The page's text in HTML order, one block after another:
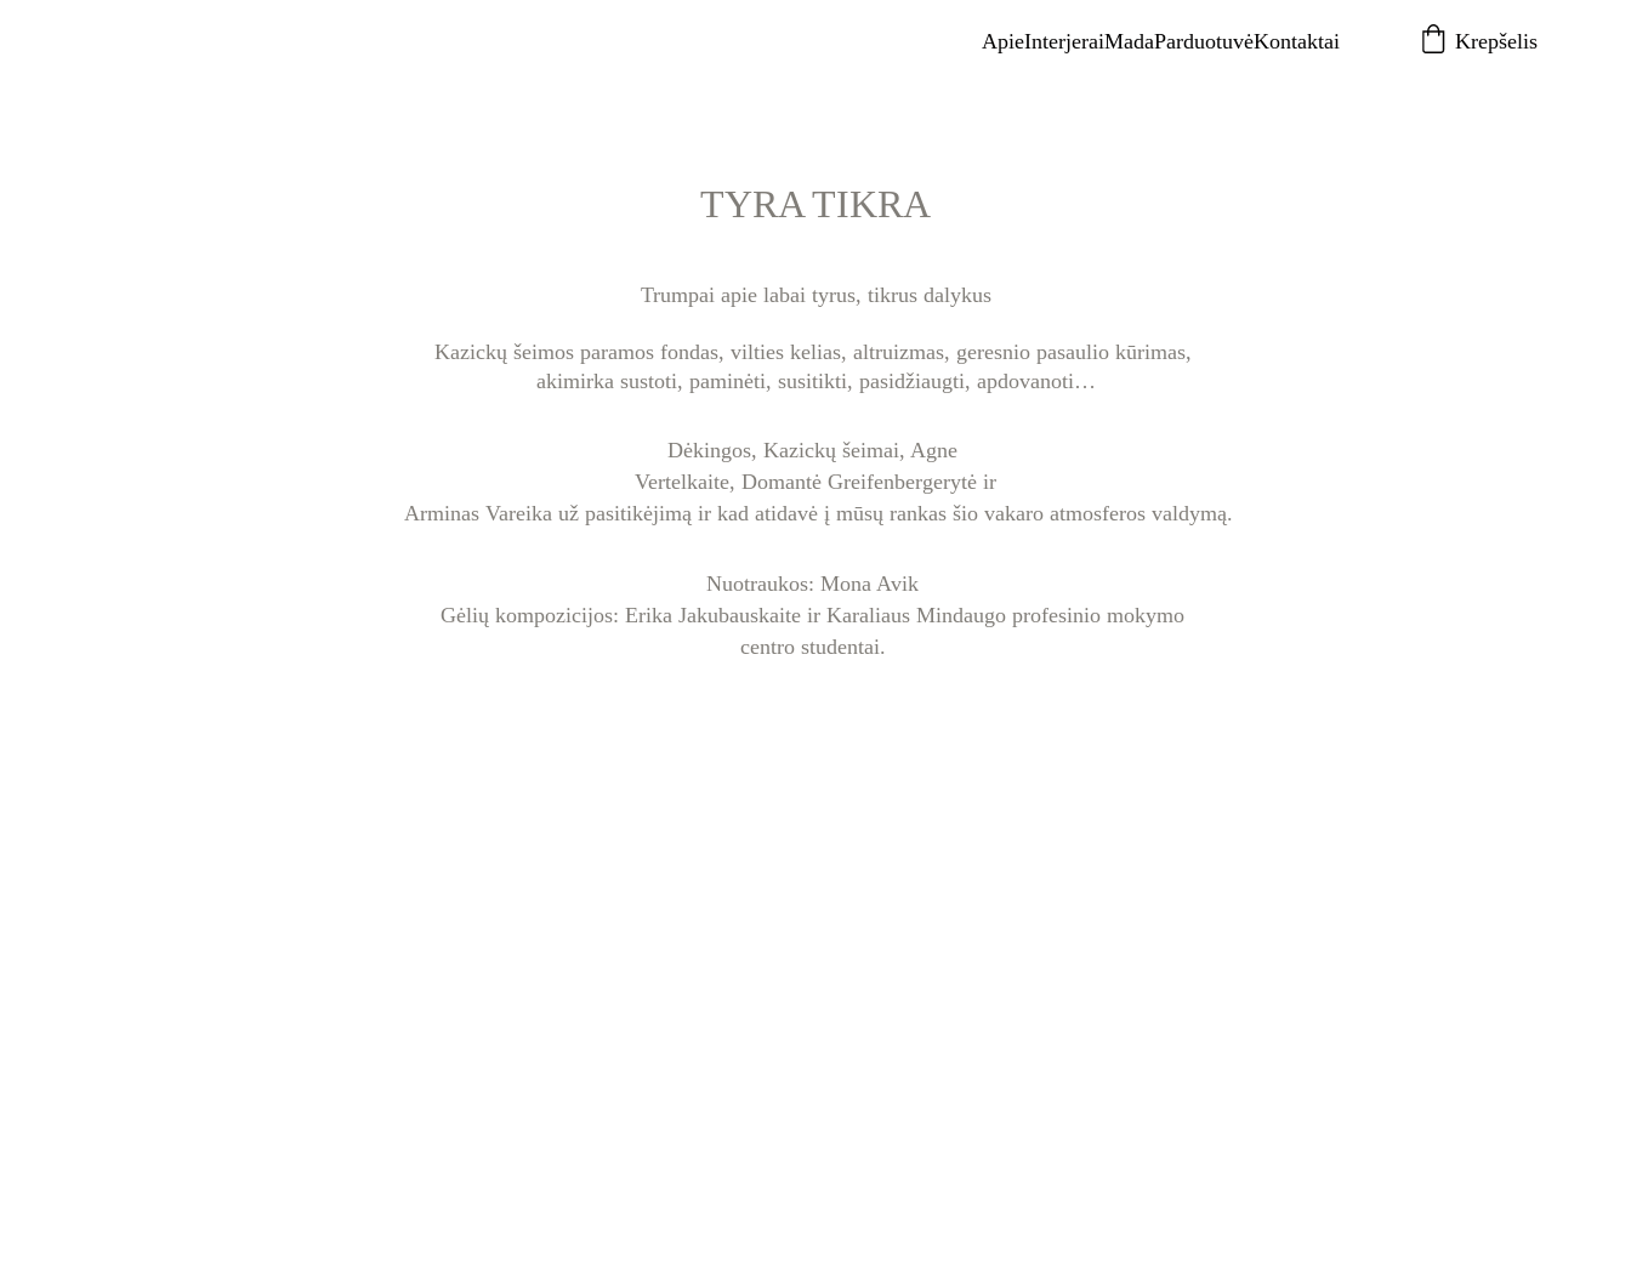
ApieInterjeraiMadaParduotuvėKontaktai Krepšelis
TYRA TIKRA
Trumpai apie labai tyrus, tikrus dalykus
Kazickų šeimos paramos fondas, vilties kelias, altruizmas, geresnio pasaulio kūrimas,
akimirka sustoti, paminėti, susitikti, pasidžiaugti, apdovanoti…
Dėkingos, Kazickų šeimai, Agne
Vertelkaite, Domantė Greifenbergerytė ir
Arminas Vareika už pasitikėjimą ir kad atidavė į mūsų rankas šio vakaro atmosferos valdymą.
Nuotraukos: Mona Avik
Gėlių kompozicijos: Erika Jakubauskaite ir Karaliaus Mindaugo profesinio mokymo
centro studentai.